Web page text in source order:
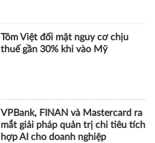
Tôm Việt đối mặt nguy cơ chịu
thuế gần 30% khi vào Mỹ
VPBank, FINAN và Mastercard ra
mắt giải pháp quản trị chi tiêu tích
hợp AI cho doanh nghiệp